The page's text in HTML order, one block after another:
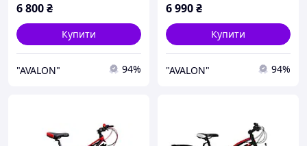
6 800₴
Купити
"AVALON" 94%
6 990₴
Купити
"AVALON" 94%